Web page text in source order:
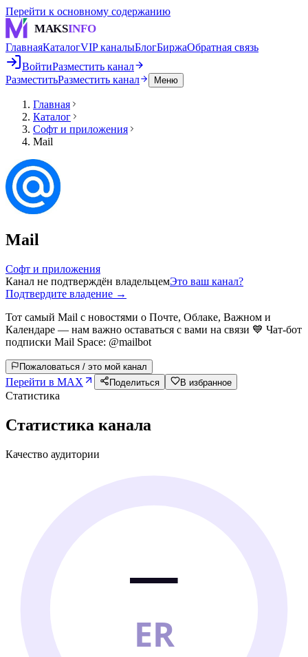
Перейти к основному содержанию
MAKSINFO
ГлавнаяКаталогVIP каналыБлогБиржаОбратная связь
ВойтиРазместить канал
РазместитьРазместить канал Меню
Главная
Каталог
Софт и приложения
Mail
Mail
Софт и приложения
Канал не подтверждён владельцемЭто ваш канал?
Подтвердите владение →
Тот самый Mail с новостями о Почте, Облаке, Важном и
Календаре — нам важно оставаться с вами на связи 💙 Чат-бот
подписки Mail Space: @mailbot
Пожаловаться / это мой канал
Перейти в MAX Поделиться В избранное
Статистика
Статистика канала
Качество аудитории
—
ER